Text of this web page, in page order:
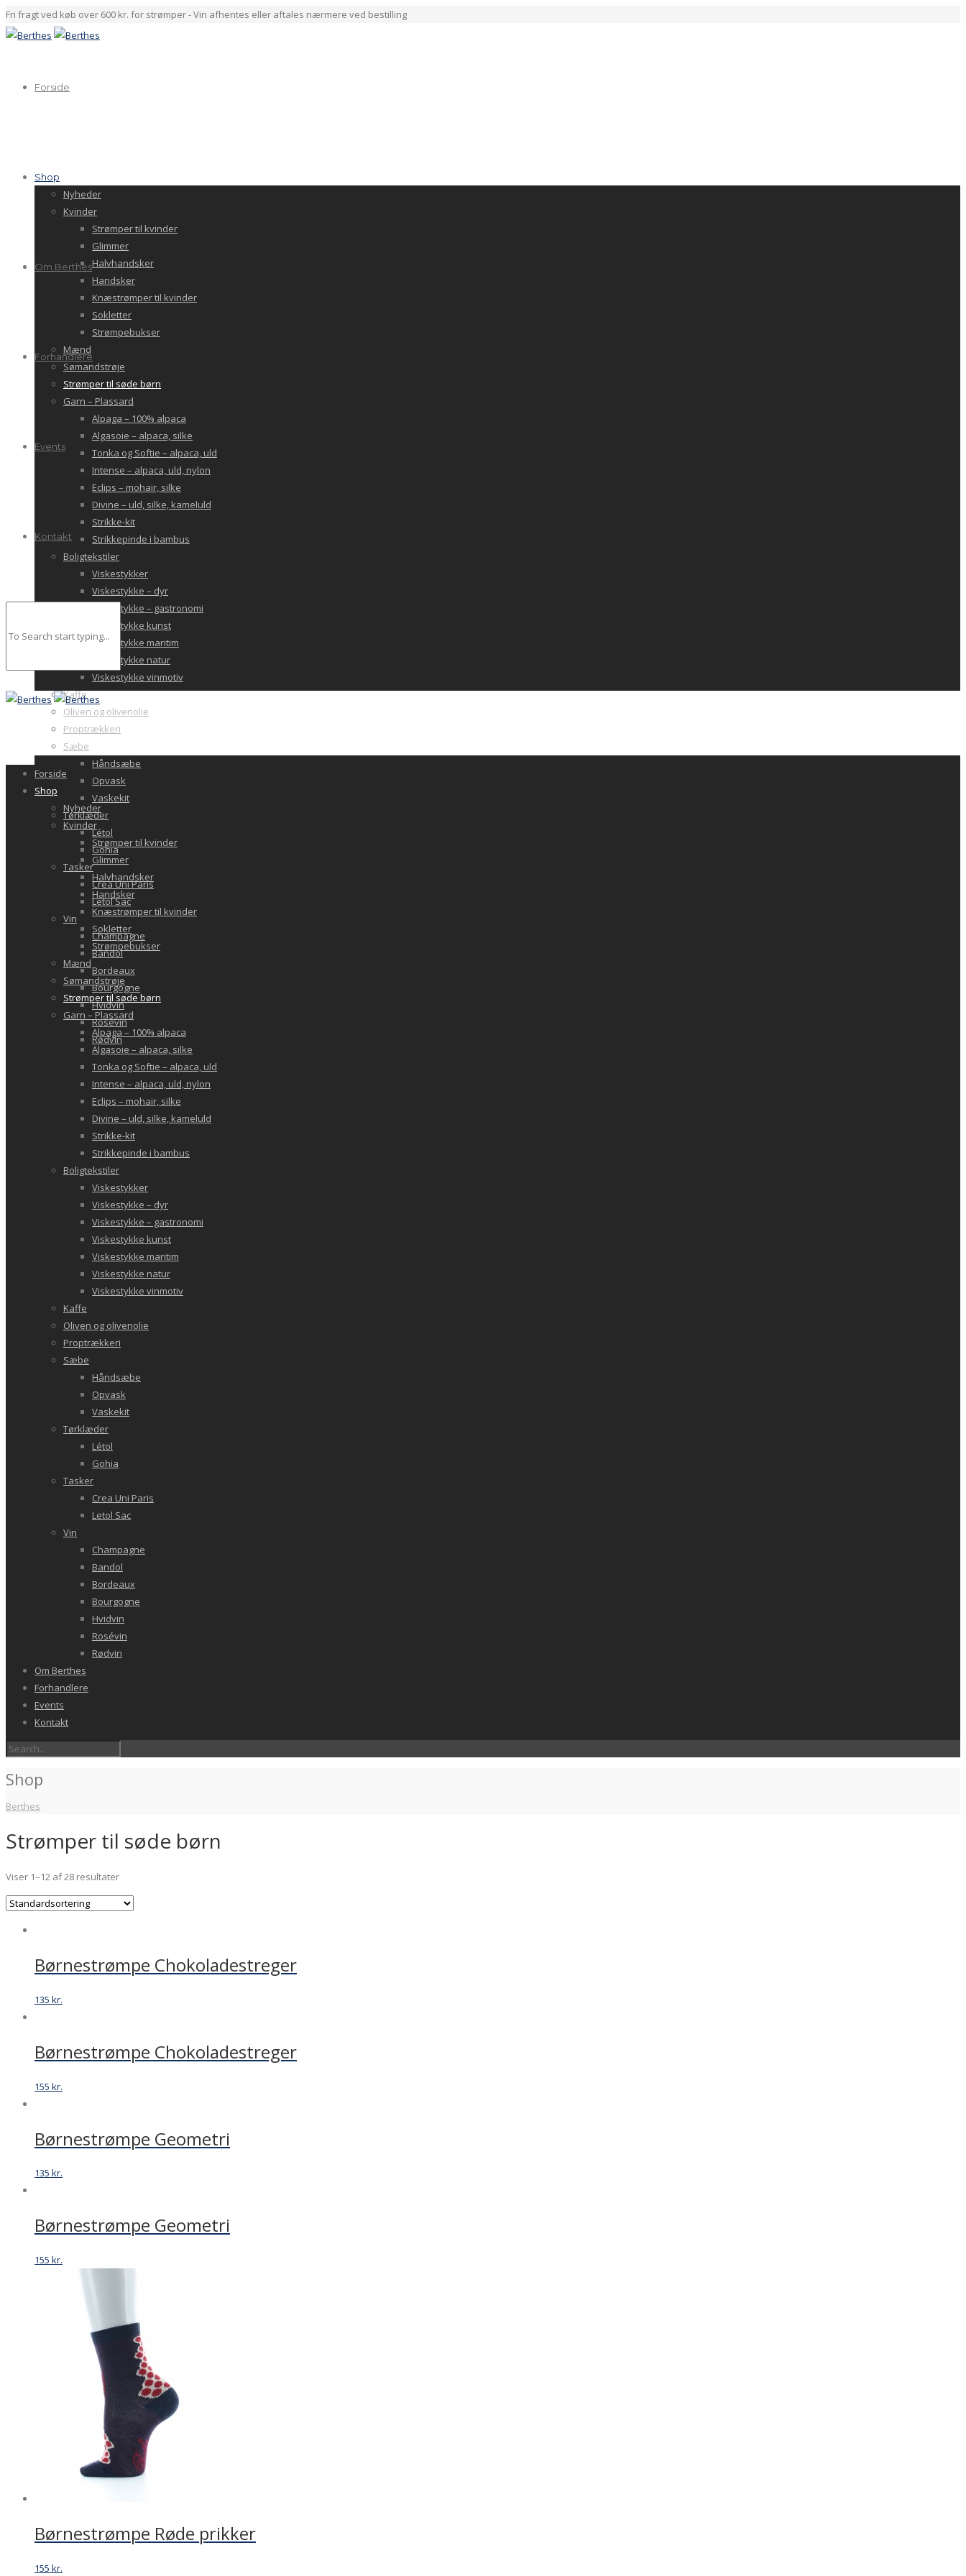
Fri fragt ved køb over 600 kr. for strømper - Vin afhentes eller aftales nærmere ved bestilling
Forside
Shop
Nyheder
Kvinder
Strømper til kvinder
Glimmer
Halvhandsker
Handsker
Knæstrømper til kvinder
Sokletter
Strømpebukser
Mænd
Sømandstrøje
Strømper til søde børn
Garn – Plassard
Alpaga – 100% alpaca
Algasoie – alpaca, silke
Tonka og Softie – alpaca, uld
Intense – alpaca, uld, nylon
Eclips – mohair, silke
Divine – uld, silke, kameluld
Strikke-kit
Strikkepinde i bambus
Boligtekstiler
Viskestykker
Viskestykke – dyr
Viskestykke – gastronomi
Viskestykke kunst
Viskestykke maritim
Viskestykke natur
Viskestykke vinmotiv
Kaffe
Oliven og olivenolie
Proptrækkeri
Sæbe
Håndsæbe
Opvask
Vaskekit
Tørklæder
Létol
Gohia
Tasker
Crea Uni Paris
Letol Sac
Vin
Champagne
Bandol
Bordeaux
Bourgogne
Hvidvin
Rosévin
Rødvin
Om Berthes
Forhandlere
Events
Kontakt
Forside
Shop
Nyheder
Kvinder
Strømper til kvinder
Glimmer
Halvhandsker
Handsker
Knæstrømper til kvinder
Sokletter
Strømpebukser
Mænd
Sømandstrøje
Strømper til søde børn
Garn – Plassard
Alpaga – 100% alpaca
Algasoie – alpaca, silke
Tonka og Softie – alpaca, uld
Intense – alpaca, uld, nylon
Eclips – mohair, silke
Divine – uld, silke, kameluld
Strikke-kit
Strikkepinde i bambus
Boligtekstiler
Viskestykker
Viskestykke – dyr
Viskestykke – gastronomi
Viskestykke kunst
Viskestykke maritim
Viskestykke natur
Viskestykke vinmotiv
Kaffe
Oliven og olivenolie
Proptrækkeri
Sæbe
Håndsæbe
Opvask
Vaskekit
Tørklæder
Létol
Gohia
Tasker
Crea Uni Paris
Letol Sac
Vin
Champagne
Bandol
Bordeaux
Bourgogne
Hvidvin
Rosévin
Rødvin
Om Berthes
Forhandlere
Events
Kontakt
Shop
Berthes
Strømper til søde børn
Viser 1–12 af 28 resultater
Børnestrømpe Chokoladestreger
135 kr.
Børnestrømpe Chokoladestreger
155 kr.
Børnestrømpe Geometri
135 kr.
Børnestrømpe Geometri
155 kr.
Børnestrømpe Røde prikker
155 kr.